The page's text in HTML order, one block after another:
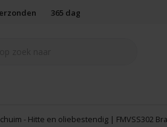
365 dagen retourbeleid
- Hitte en oliebestendig | FMVSS302